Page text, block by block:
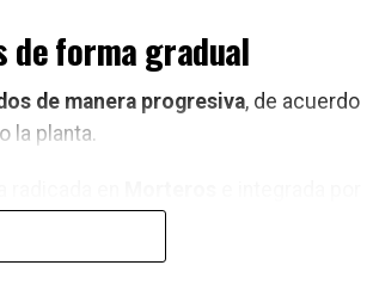
de forma gradual
de manera progresiva, de acuerdo
la planta.
que vuelvan a desempeñar